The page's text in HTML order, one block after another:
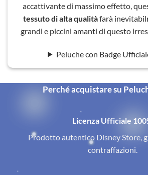
accattivante di massimo effetto,
tessuto di alta qualitàfarà
grandi e piccini amanti di questo
Peluche con Badge
Perché acquistare su
Licenza Ufficiale
Prodotto autentico Disney Store,
contraffazioni.